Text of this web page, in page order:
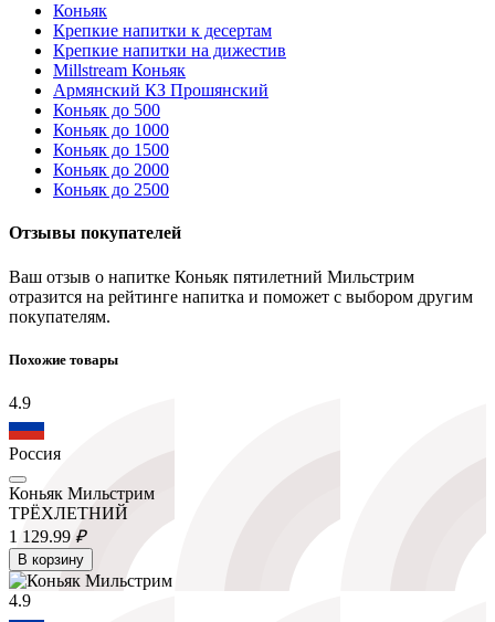
Коньяк
Крепкие напитки к десертам
Крепкие напитки на дижестив
Millstream Коньяк
Армянский КЗ Прошянский
Коньяк до 500
Коньяк до 1000
Коньяк до 1500
Коньяк до 2000
Коньяк до 2500
Отзывы покупателей
Ваш отзыв о напитке Коньяк пятилетний Мильстрим
отразится на рейтинге напитка и поможет с выбором другим
покупателям.
Похожие товары
4.9
Россия
Коньяк Мильстрим
ТРЁХЛЕТНИЙ
1 129.99 ₽
В корзину
4.9